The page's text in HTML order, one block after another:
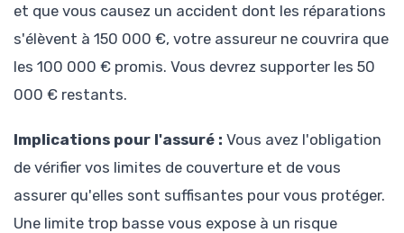
et que vous causez un accident dont les réparations
s'élèvent à 150 000 €, votre assureur ne couvrira que
les 100 000 € promis. Vous devrez supporter les 50
000 € restants.
Implications pour l'assuré : Vous avez l'obligation
de vérifier vos limites de couverture et de vous
assurer qu'elles sont suffisantes pour vous protéger.
Une limite trop basse vous expose à un risque